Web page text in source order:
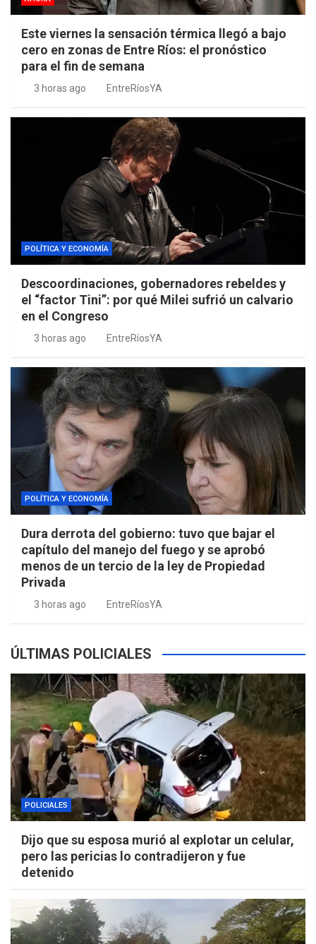
Este viernes la sensación térmica llegó a bajo
cero en zonas de Entre Ríos: el pronóstico
para el fin de semana
3 horas ago EntreRíosYA
POLÍTICA Y ECONOMÍA
Descoordinaciones, gobernadores rebeldes y
el “factor Tini”: por qué Milei sufrió un calvario
en el Congreso
3 horas ago EntreRíosYA
POLÍTICA Y ECONOMÍA
Dura derrota del gobierno: tuvo que bajar el
capítulo del manejo del fuego y se aprobó
menos de un tercio de la ley de Propiedad
Privada
3 horas ago EntreRíosYA
ÚLTIMAS POLICIALES
POLICIALES
Dijo que su esposa murió al explotar un celular,
pero las pericias lo contradijeron y fue
detenido